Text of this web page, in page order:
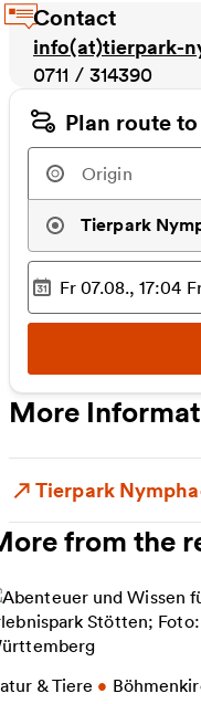
Contact
info(at)tierpark-
0711 / 314390
Plan route
Tierpark
Selected time :
Fr 07.08., 17:04
More
Tierpark
from the
& Tiere •
information on